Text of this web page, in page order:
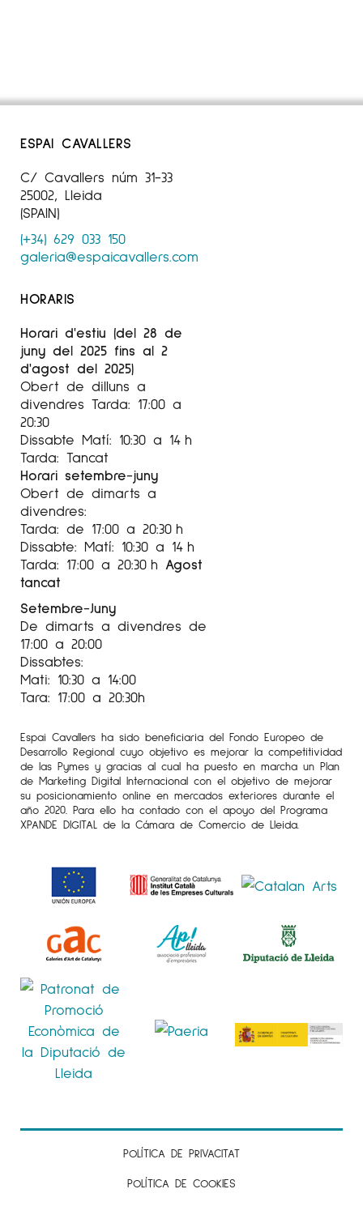
ESPAI CAVALLERS
C/ Cavallers núm 31-33
25002, Lleida
(SPAIN)
(+34) 629 033 150
galeria@espaicavallers.com
HORARIS
Horari d'estiu (del 28 de
juny del 2025 fins al 2
d'agost del 2025)
Obert de dilluns a
divendres Tarda: 17:00 a
20:30
Dissabte Matí: 10:30 a 14 h
Tarda: Tancat
Horari setembre-juny
Obert de dimarts a
divendres:
Tarda: de 17:00 a 20:30 h
Dissabte: Matí: 10:30 a 14 h
Tarda: 17:00 a 20:30 h Agost
tancat
Setembre-Juny
De dimarts a divendres de
17:00 a 20:00
Dissabtes:
Mati: 10:30 a 14:00
Tara: 17:00 a 20:30h
Espai Cavallers ha sido beneficiaria del Fondo Europeo de
Desarrollo Regional cuyo objetivo es mejorar la competitividad
de las Pymes y gracias al cual ha puesto en marcha un Plan
de Marketing Digital Internacional con el objetivo de mejorar
su posicionamiento online en mercados exteriores durante el
año 2020. Para ello ha contado con el apoyo del Programa
XPANDE DIGITAL de la Cámara de Comercio de Lleida.
POLÍTICA DE PRIVACITAT
POLÍTICA DE COOKIES